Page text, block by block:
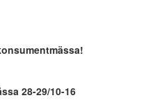
28-29/10-16